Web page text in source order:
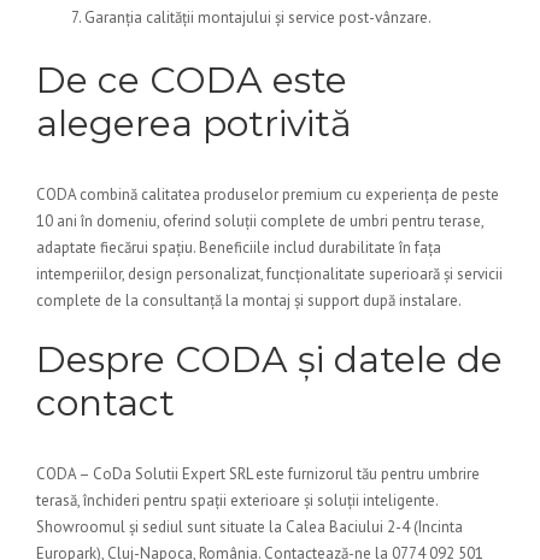
Garanția calității montajului și service post-vânzare.
De ce CODA este
alegerea potrivită
CODA combină calitatea produselor premium cu experiența de peste
10 ani în domeniu, oferind soluții complete de umbri pentru terase,
adaptate fiecărui spațiu. Beneficiile includ durabilitate în fața
intemperiilor, design personalizat, funcționalitate superioară și servicii
complete de la consultanță la montaj și support după instalare.
Despre CODA și datele de
contact
CODA – CoDa Solutii Expert SRL este furnizorul tău pentru umbrire
terasă, închideri pentru spații exterioare și soluții inteligente.
Showroomul și sediul sunt situate la Calea Baciului 2-4 (Incinta
Europark), Cluj-Napoca, România. Contactează-ne la 0774 092 501